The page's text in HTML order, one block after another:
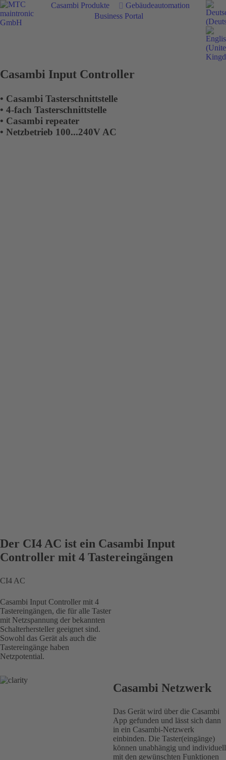
Casambi Produkte
Gebäudeautomation
Business Portal
Casambi Input Controller
• Casambi Tasterschnittstelle
• 4-fach Tasterschnittstelle
• Casambi repeater
• Netzbetrieb 100...240V AC
Der CI4 AC ist ein Casambi Input
Controller mit 4 Tastereingängen
CI4 AC
Casambi Input Controller mit 4
Tastereingängen, die für alle Taster
mit Netzspannung der bekannten
Schalterhersteller geeignet sind.
Sowohl das Gerät als auch die
Tastereingänge haben
Netzpotential.
Casambi Netzwerk
Das Gerät wird über die Casambi
App gefunden und lässt sich dann
in ein Casambi-Netzwerk
einbinden. Die Taster(eingänge)
können unabhängig und individuell
mit den gewünschten Funktionen